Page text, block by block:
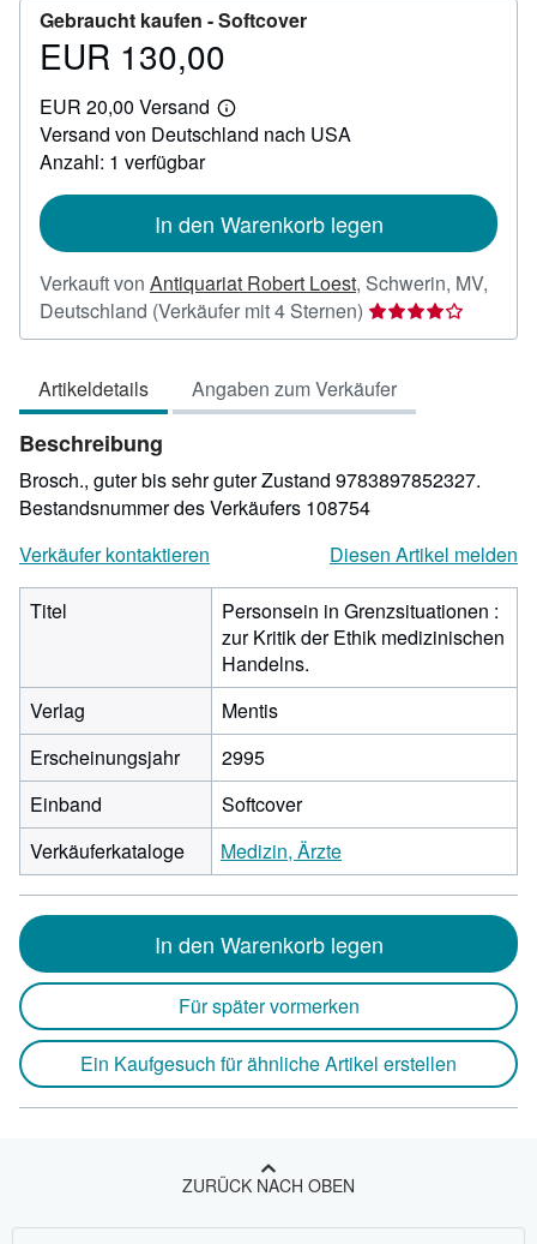
Gebraucht kaufen -Softcover
Preis
130,00
EUR 130,00
EUR 20,00 Versand
Weitere
Informationen
Versand von Deutschland nach USA
Anzahl: 1 verfügbar
In den Warenkorb legen
Verkauft von Antiquariat Robert Loest, Schwerin, MV,
Deutschland (Verkäufer mit 4 Sternen) Verkäuferbewertung
4
5
Sternen
Artikeldetails Angaben zum Verkäufer
Beschreibung
Brosch., guter bis sehr guter Zustand 9783897852327.
Bestandsnummer des Verkäufers 108754
Verkäufer kontaktieren
Diesen Artikel melden
Titel
Personsein in Grenzsituationen :
zur Kritik der Ethik medizinischen
Handelns.
Verlag
Mentis
Erscheinungsjahr
2995
Einband
Softcover
Verkäuferkataloge
Medizin, Ärzte
In den Warenkorb legen
Für später vormerken
Ein Kaufgesuch für ähnliche Artikel erstellen
ZURÜCK NACH OBEN